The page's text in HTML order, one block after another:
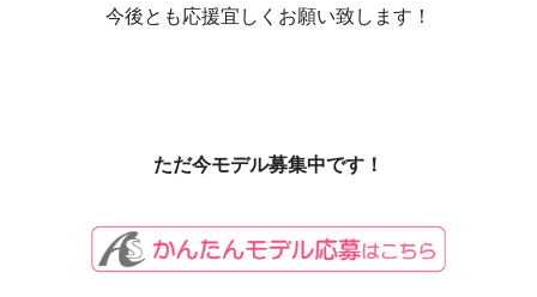
今後とも応援宜しくお願い致します！
ただ今モデル募集中です！